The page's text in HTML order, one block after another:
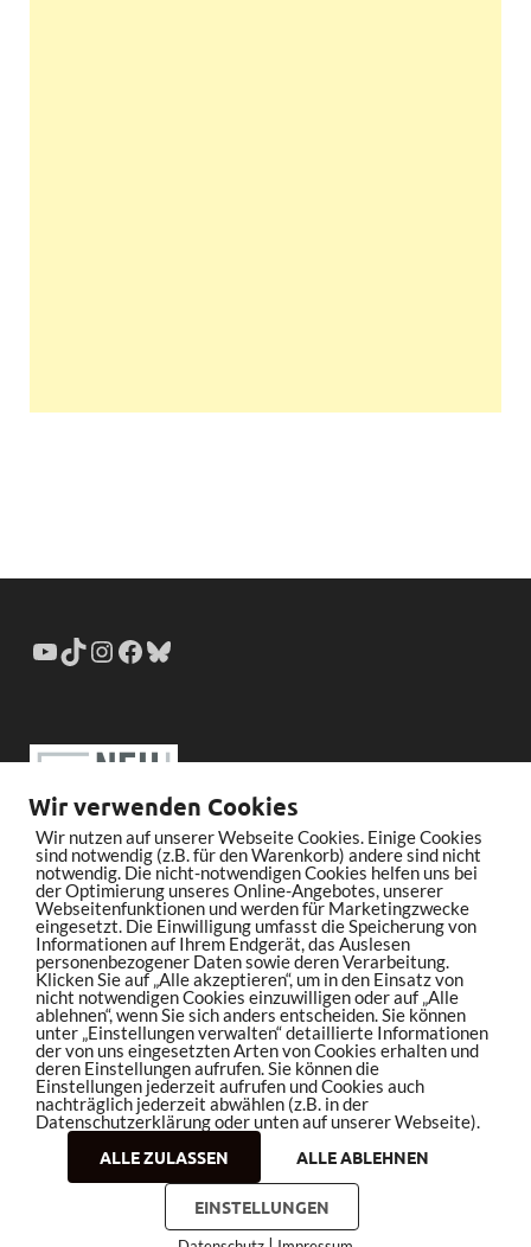
Copyright © 2026bleistiftrocker.de
Wir verwenden Cookies
Wir nutzen auf unserer Webseite Cookies. Einige Cookies
sind notwendig (z.B. für den Warenkorb) andere sind nicht
notwendig. Die nicht-notwendigen Cookies helfen uns bei
der Optimierung unseres Online-Angebotes, unserer
Webseitenfunktionen und werden für Marketingzwecke
eingesetzt. Die Einwilligung umfasst die Speicherung von
Informationen auf Ihrem Endgerät, das Auslesen
personenbezogener Daten sowie deren Verarbeitung.
Klicken Sie auf „Alle akzeptieren“, um in den Einsatz von
nicht notwendigen Cookies einzuwilligen oder auf „Alle
ablehnen“, wenn Sie sich anders entscheiden. Sie können
unter „Einstellungen verwalten“ detaillierte Informationen
der von uns eingesetzten Arten von Cookies erhalten und
deren Einstellungen aufrufen. Sie können die
Einstellungen jederzeit aufrufen und Cookies auch
nachträglich jederzeit abwählen (z.B. in der
Datenschutzerklärung oder unten auf unserer Webseite).
ALLE ZULASSEN
ALLE ABLEHNEN
EINSTELLUNGEN